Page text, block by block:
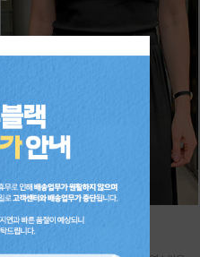
기획 썸머 하렘 팬츠